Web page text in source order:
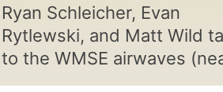
Ryan Schleicher, Evan
Rytlewski, and Matt Wild
to the WMSE airwaves
every Wednesday at noon